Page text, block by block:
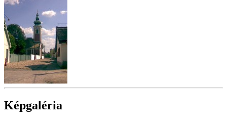
Képgaléria